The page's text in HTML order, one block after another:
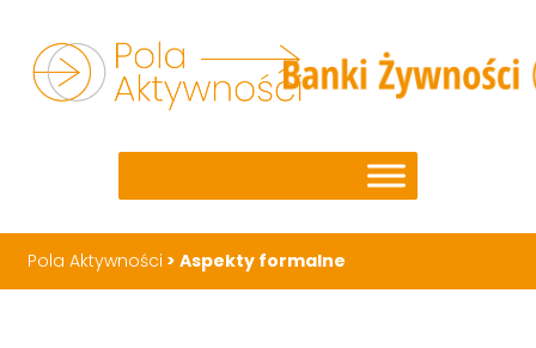
Pola Aktywności >Aspekty formalne